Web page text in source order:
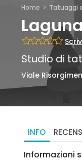
Home Tatuaggi
Studio di
Viale
INFO
Informazioni